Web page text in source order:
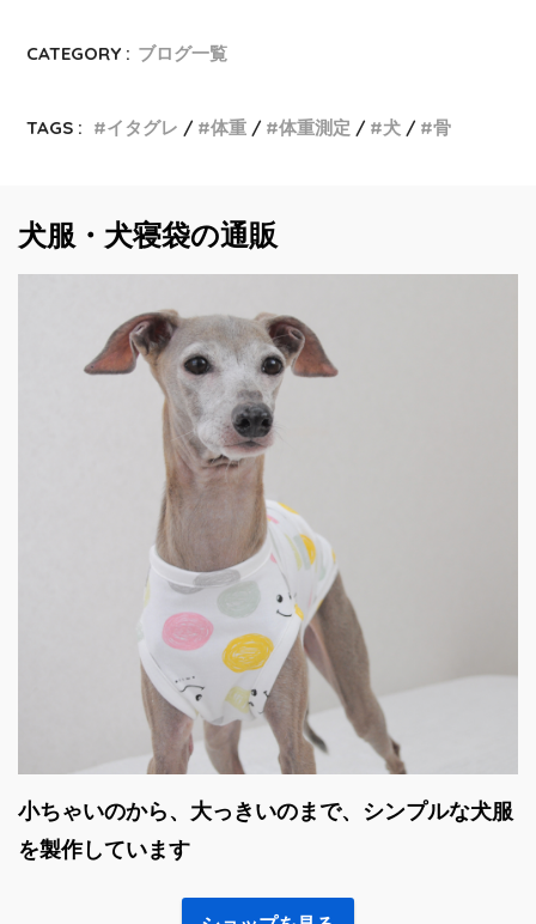
CATEGORY : ブログ一覧
TAGS : イタグレ 体重 体重測定 犬 骨
犬服・犬寝袋の通販
小ちゃいのから、大っきいのまで、シンプルな犬服
を製作しています